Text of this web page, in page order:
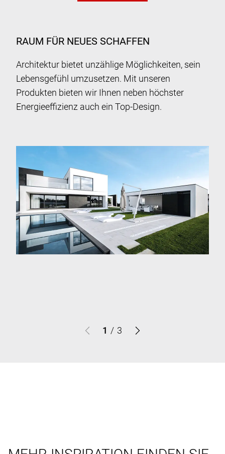
RAUM FÜR NEUES SCHAFFEN
Architektur bietet unzählige Möglichkeiten, sein
Lebensgefühl umzusetzen. Mit unseren
Produkten bieten wir Ihnen neben höchster
Energieeffizienz auch ein Top-Design.
1 / 3